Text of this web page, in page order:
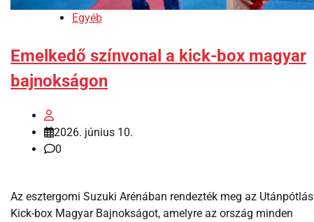
Egyéb
Emelkedő színvonal a kick-box magyar
bajnokságon
2026. június 10.
0
Az esztergomi Suzuki Arénában rendezték meg az Utánpótlás
Kick-box Magyar Bajnokságot, amelyre az ország minden